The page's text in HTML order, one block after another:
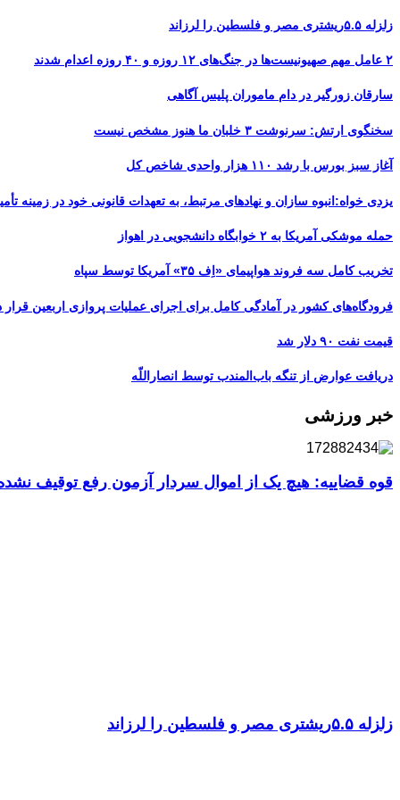
زلزله ۵.۵ریشتری مصر و فلسطین را لرزاند
۲ عامل مهم صهیونیست‌ها در جنگ‌های ۱۲ روزه و ۴۰ روزه اعدام شدند
سارقان زورگیر در دام ماموران پلیس آگاهی
سخنگوی ارتش: سرنوشت ۳ خلبان ما هنوز مشخص نیست
آغاز سبز بورس با رشد ۱۱۰ هزار واحدی شاخص کل
یزدی خواه:انبوه سازان و نهادهای مرتبط، به تعهدات قانونی خود در زمینه
حمله موشکی آمریکا به ۲ خوابگاه دانشجویی در اهواز
تخریب کامل سه فروند هواپیمای «اِف ۳۵» آمریکا توسط سپاه
فرودگاه‌های کشور در آمادگی کامل برای اجرای عملیات پروازی اربعین قرار
قیمت نفت ۹۰ دلار شد
دریافت عوارض از تنگه باب‌المندب توسط انصاراللّه
خبر ورزشی
قوه قضاییه: هیچ یک از اموال سردار آزمون رفع توقیف
زلزله ۵.۵ریشتری مصر و فلسطین را لرزاند